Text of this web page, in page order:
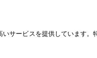
サービスを提供しています。